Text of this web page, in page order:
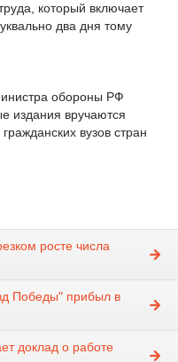
который включает
два дня тому
обороны РФ
издания вручаются
вузов стран
росте числа
Победы" прибыл в
доклад о работе